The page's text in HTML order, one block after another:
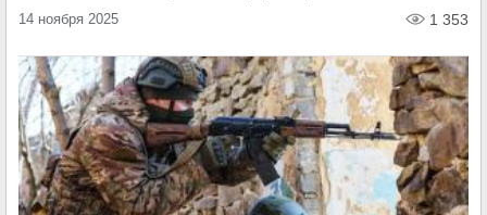
14 ноября 2025 1 353